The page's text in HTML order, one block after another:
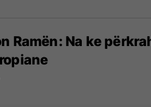
Ramën: Na ke